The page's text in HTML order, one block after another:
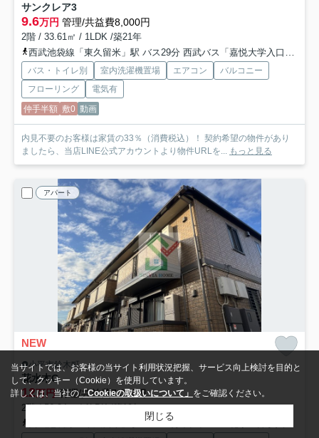
サンクレア3
9.6万円 管理/共益費8,000円
2階 / 33.61㎡ / 1LDK /築21年
西武池袋線「東久留米」駅 バス29分 西武バス「嘉悦大学入口」 停歩5分
バス・トイレ別 室内洗濯機置場 エアコン
バルコニー
フローリング
電気有
仲手半額 敷0 動画
内見不要のお客様は家賃の33％（消費税込）！ 契約希望の物件があり
ましたら、当店LINE公式アカウントより物件URLを... もっと見る
アパート
NEW
小平市鈴木町
花水木G
12万円管理/共益費7,000円
2階 / 56.34㎡ / 1LDK /築19年
西武池袋線「東久留米」駅 バス26分 西武バス「花小金井駅入口」 停歩9分
当サイトでは、お客様の当サイト利用状況把握、サービス向上検討を目的と
して、クッキー（Cookie）を使用しています。
詳しくは、当社の「Cookieの取扱いについて」 をご確認ください。
閉じる